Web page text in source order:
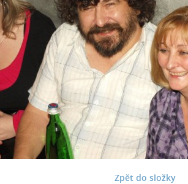
Zpět do složky